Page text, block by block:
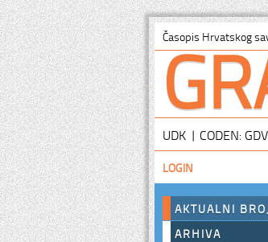
Časopis Hrvatskog
UDK | CODEN:
LOGIN
AKTUALNI
ARHIVA